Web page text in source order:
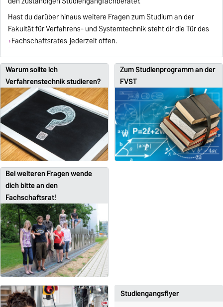
Hast du darüber hinaus weitere Fragen zum Studium an der
Fakultät für Verfahrens- und Systemtechnik steht dir die Tür des
Fachschaftsrates jederzeit offen.
Warum sollte ich
Verfahrenstechnik studieren?
Zum Studienprogramm an der
FVST
Bei weiteren Fragen wende
dich bitte an den
Fachschaftsrat!
Studiengangsflyer